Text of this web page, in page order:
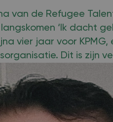
van de Refugee
‘Ik dacht
vier jaar voor
Dit is zijn